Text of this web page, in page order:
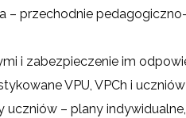
przechodnie
i zabezpieczenie im
VPU, VPCh i
– plany